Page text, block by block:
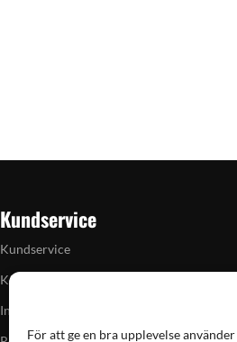
För att ge en bra upplevelse
Kundservice
Kundservice
Köpvillkor
Integritetspolicy